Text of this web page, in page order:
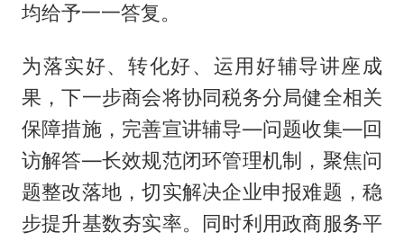
均给予一一答复。
为落实好、转化好、运用好辅导讲座成
果，下一步商会将协同税务分局健全相关
保障措施，完善宣讲辅导—问题收集—回
访解答—长效规范闭环管理机制，聚焦问
题整改落地，切实解决企业申报难题，稳
步提升基数夯实率。同时利用政商服务平